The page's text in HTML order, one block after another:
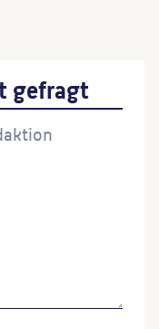
gefragt